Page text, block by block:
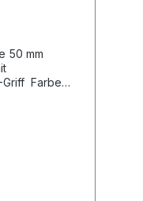
50 mm
Griff Farbe